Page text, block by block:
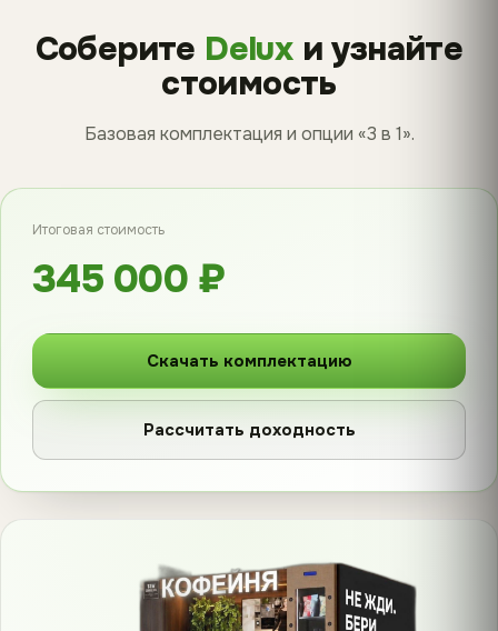
Соберите Deluxи узнайте
стоимость
Базовая комплектация и опции «3 в 1».
Итоговая стоимость
345 000 ₽
Скачать комплектацию
Рассчитать доходность